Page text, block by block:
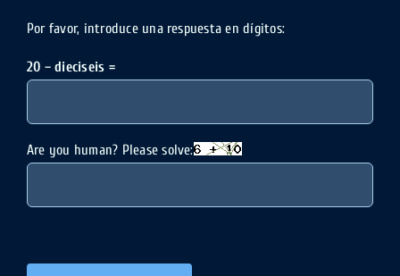
Por favor, introduce una respuesta en dígitos:
20 − dieciseis =
Are you human? Please solve: